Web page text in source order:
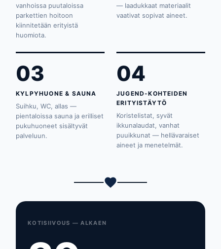
vanhoissa puutaloissa
parkettien hoitoon
kiinnitetään erityistä
huomiota.
— laadukkaat materiaalit
vaativat sopivat aineet.
03
KYLPYHUONE & SAUNA
Suihku, WC, allas —
pientaloissa sauna ja erilliset
pukuhuoneet sisältyvät
palveluun.
04
JUGEND-KOHTEIDEN
ERITYISTÄYTÖ
Koristelistat, syvät
ikkunalaudat, vanhat
puuikkunat — hellävaraiset
aineet ja menetelmät.
KOTISIIVOUS — ALKAEN